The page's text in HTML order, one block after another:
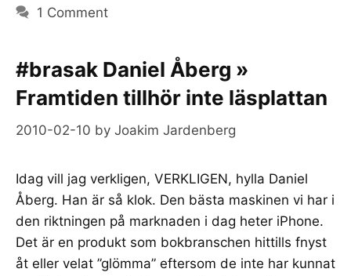
1 Comment
#brasak Daniel Åberg »
Framtiden tillhör inte läsplattan
2010-02-10 by Joakim Jardenberg
Idag vill jag verkligen, VERKLIGEN, hylla Daniel
Åberg. Han är så klok. Den bästa maskinen vi har i
den riktningen på marknaden i dag heter iPhone.
Det är en produkt som bokbranschen hittills fnyst
åt eller velat ”glömma” eftersom de inte har kunnat